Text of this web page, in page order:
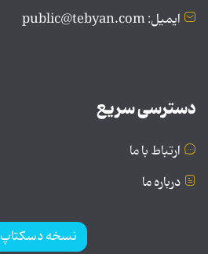
ایمیل: public@tebyan.com
دسترسی سریع
ارتباط با ما
درباره ما
نسخه دسکتاپ